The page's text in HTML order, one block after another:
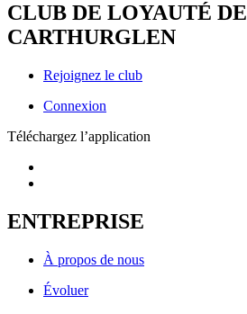
CLUB DE LOYAUTÉ DE
CARTHURGLEN
Rejoignez le club
Connexion
Téléchargez l’application
ENTREPRISE
À propos de nous
Évoluer